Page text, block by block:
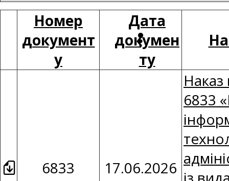
Номер
документ
у
Дата
докумен
ту
6833 17.06.2026
6833